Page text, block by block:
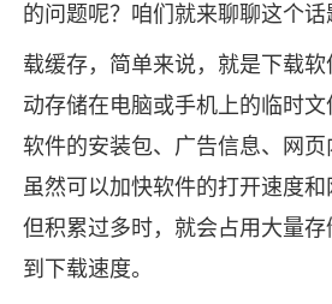
的问题呢？咱们就来聊聊这个话
载缓存，简单来说，就是下载
动存储在电脑或手机上的临时
软件的安装包、广告信息、网
虽然可以加快软件的打开速度和
但积累过多时，就会占用大量
到下载速度。